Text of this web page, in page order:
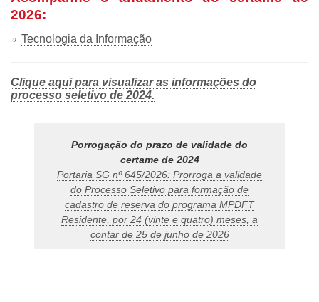
2026:
Tecnologia da Informação
Clique aqui para visualizar as informações do
processo seletivo de 2024.
Porrogação do prazo de validade do
certame de 2024
Portaria SG nº 645/2026: Prorroga a validade
do Processo Seletivo para formação de
cadastro de reserva do programa MPDFT
Residente, por 24 (vinte e quatro) meses, a
contar de 25 de junho de 2026